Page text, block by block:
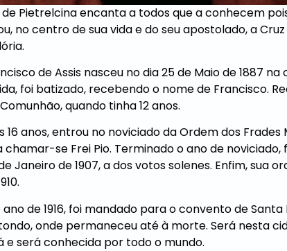
de Pietrelcina encanta a todos que a conhecem
no centro de sua vida e do seu apostolado, a
de Assis nasceu no dia 25 de Maio de 1887
foi batizado, recebendo o nome de Francisco.
quando tinha 12 anos.
16 anos, entrou no noviciado da Ordem dos
chamar-se Frei Pio. Terminado o ano de
Janeiro de 1907, a dos votos solenes. Enfim, sua
de 1916, foi mandado para o convento de
onde permaneceu até à morte. Será nesta
e será conhecida por todo o mundo.